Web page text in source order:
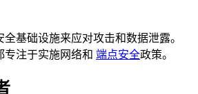
基础设施来应对攻击和数据泄露。
专注于实施网络和 端点安全政策。